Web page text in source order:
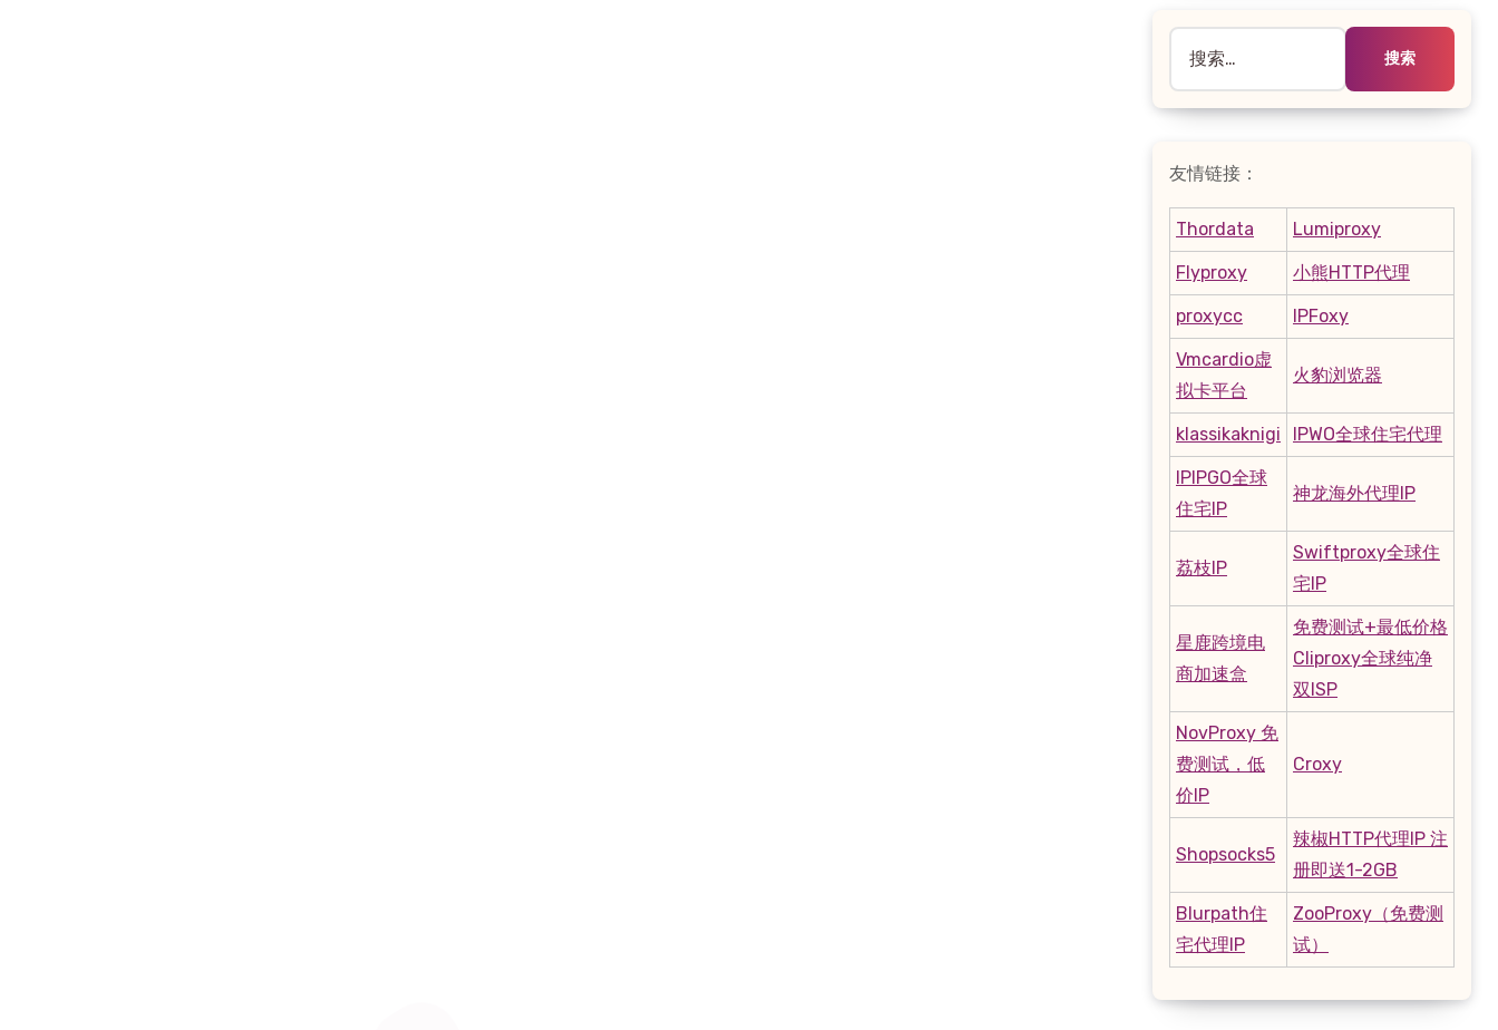
索：
友情链接：
Thordata Lumiproxy
Flyproxy 小熊HTTP代理
proxycc IPFoxy
Vmcardio虚
拟卡平台
火豹浏览器
klassikaknigi IPWO全球住宅代理
IPIPGO全球
住宅IP
神龙海外代理IP
荔枝IP
Swiftproxy全球住
宅IP
星鹿跨境电
商加速盒
免费测试+最低价格
Cliproxy全球纯净
双ISP
NovProxy 免
费测试，低
价IP
Croxy
Shopsocks5
辣椒HTTP代理IP 注
册即送1-2GB
Blurpath住
宅代理IP
ZooProxy（免费测
试）